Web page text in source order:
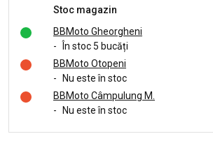
Stoc magazin
BBMoto Gheorgheni
-
În stoc 5 bucăți
BBMoto Otopeni
-
Nu este în stoc
BBMoto Câmpulung M.
-
Nu este în stoc